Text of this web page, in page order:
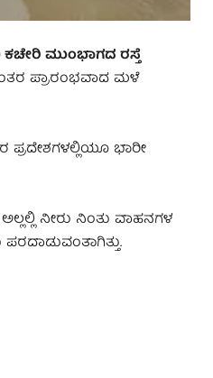
ಕಚೇರಿ ಮುಂಭಾಗದ ರಸ್ತೆ
ಪ್ರಾರಂಭವಾದ ಮಳೆ
ಭಾರೀ
ನೀರು ನಿಂತು ವಾಹನಗಳ